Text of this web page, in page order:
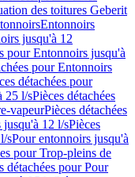
des toitures Geberit
Entonnoirs
jusqu'à 12
pour Entonnoirs jusqu'à
pour Entonnoirs
détachées pour
25 l/sPièces détachées
vapeurPièces détachées
jusqu'à 12 l/sPièces
sPour entonnoirs jusqu'à
pour Trop-pleins de
détachées pour Pour